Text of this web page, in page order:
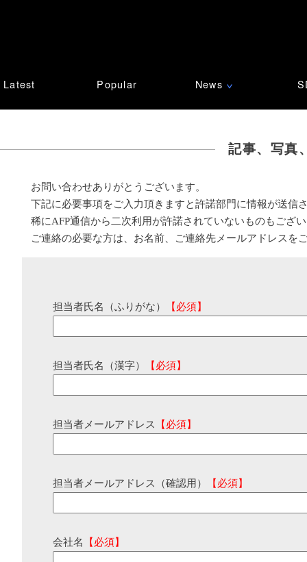
Latest Popular News ∨
記事、写真
お問い合わせありがとうございます。
下記に必要事項をご入力頂きますと許諾部門に情報が送信
稀にAFP通信から二次利用が許諾されていないものもござ
ご連絡の必要な方は、お名前、ご連絡先メールアドレスを
担当者氏名（ふりがな） 【必須】
担当者氏名（漢字） 【必須】
担当者メールアドレス 【必須】
担当者メールアドレス（確認用） 【必須】
会社名 【必須】